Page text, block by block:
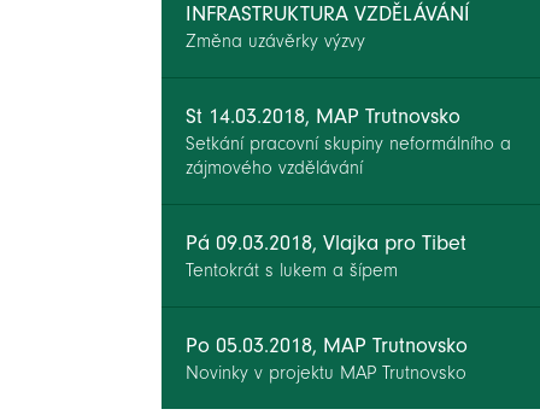
INFRASTRUKTURA VZDĚLÁVÁNÍ
Změna uzávěrky výzvy
St 14.03.2018, MAP Trutnovsko
Setkání pracovní skupiny neformálního a
zájmového vzdělávání
Pá 09.03.2018, Vlajka pro Tibet
Tentokrát s lukem a šípem
Po 05.03.2018, MAP Trutnovsko
Novinky v projektu MAP Trutnovsko